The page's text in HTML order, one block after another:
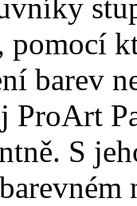
pomocí
barev
ProArt
S